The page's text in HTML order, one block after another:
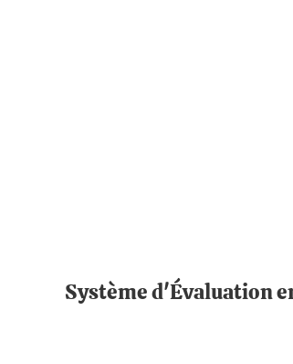
Système d'Évaluation